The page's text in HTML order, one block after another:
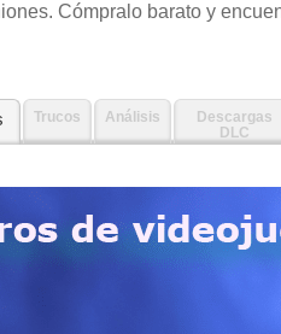
Cómpralo barato y
Trucos Análisis
Descargas
DLC